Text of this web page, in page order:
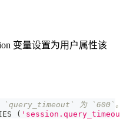
变量设置为用户属性该
`query_timeout` 为 `600`
(